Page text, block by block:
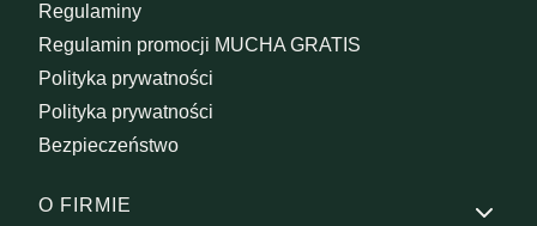
Regulaminy
Regulamin promocji MUCHA GRATIS
Polityka prywatności
Polityka prywatności
Bezpieczeństwo
O FIRMIE